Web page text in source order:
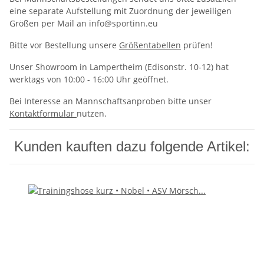
eine separate Aufstellung mit Zuordnung der jeweiligen
Größen per Mail an info@sportinn.eu
Bitte vor Bestellung unsere Größentabellen prüfen!
Unser Showroom in Lampertheim (Edisonstr. 10-12) hat
werktags von 10:00 - 16:00 Uhr geöffnet.
Bei Interesse an Mannschaftsanproben bitte unser
Kontaktformular nutzen.
Kunden kauften dazu folgende Artikel: